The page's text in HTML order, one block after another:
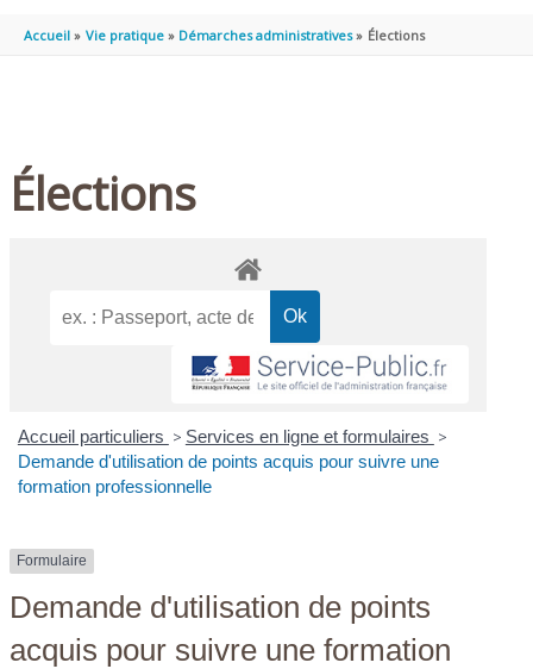
PRINCIPAL
Accueil Vie pratique Démarches administratives Élections
Élections
Accueil particuliers > Services en ligne et formulaires >
Demande d'utilisation de points acquis pour suivre une
formation professionnelle
Formulaire
Demande d'utilisation de points
acquis pour suivre une formation